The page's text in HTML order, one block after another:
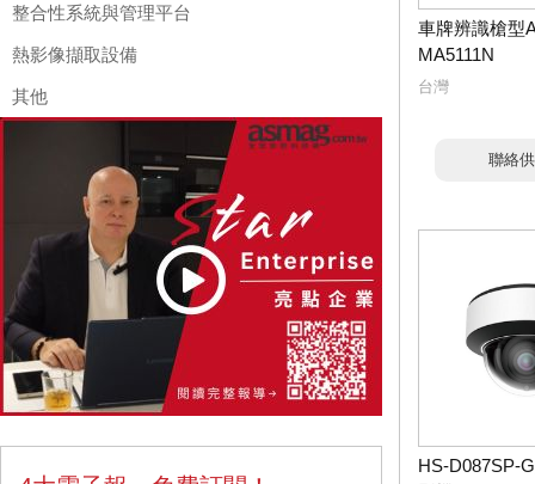
整合性系統與管理平台
熱影像擷取設備
其他
車牌辨識槍型
MA5111N
台灣
聯絡
HS-D087SP-